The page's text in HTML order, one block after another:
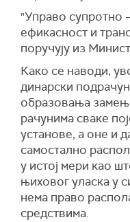
"Управо супротно
ефикасност и
поручују из
Како се наводи,
динарски
образовања
рачунима сваке
установе, а оне и
самостално
у истој мери као
њиховог уласка у
нема право
средствима.